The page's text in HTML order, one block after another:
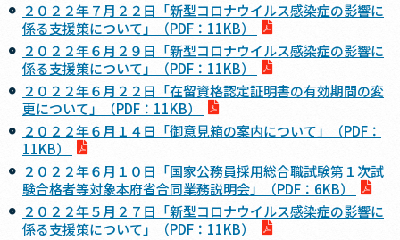
２０２２年７月２２日「新型コロナウイルス感染症の影響に
係る支援策について」（PDF：11KB）
２０２２年６月２９日「新型コロナウイルス感染症の影響に
係る支援策について」（PDF：11KB）
２０２２年６月２２日「在留資格認定証明書の有効期間の変
更について」（PDF：11KB）
２０２２年６月１４日「御意見箱の案内について」（PDF：
11KB）
２０２２年６月１０日「国家公務員採用総合職試験第１次試
験合格者等対象本府省合同業務説明会」（PDF：6KB）
２０２２年５月２７日「新型コロナウイルス感染症の影響に
係る支援策について」（PDF：11KB）